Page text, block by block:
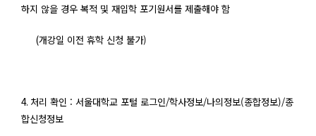
하지 않을 경우 복적 및 재입학 포기원서를 제출해야 함
(개강일 이전 휴학 신청 불가)
4. 처리 확인 : 서울대학교 포털 로그인/학사정보/나의정보(종합정보)/종
합신청정보